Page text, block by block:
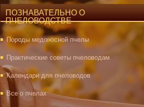
ПОЗНАВАТЕЛЬНО О
ПЧЕЛОВОДСТВЕ
Породы медоносной пчелы
Практические советы пчеловодам
Календари для пчеловодов
Все о пчелах